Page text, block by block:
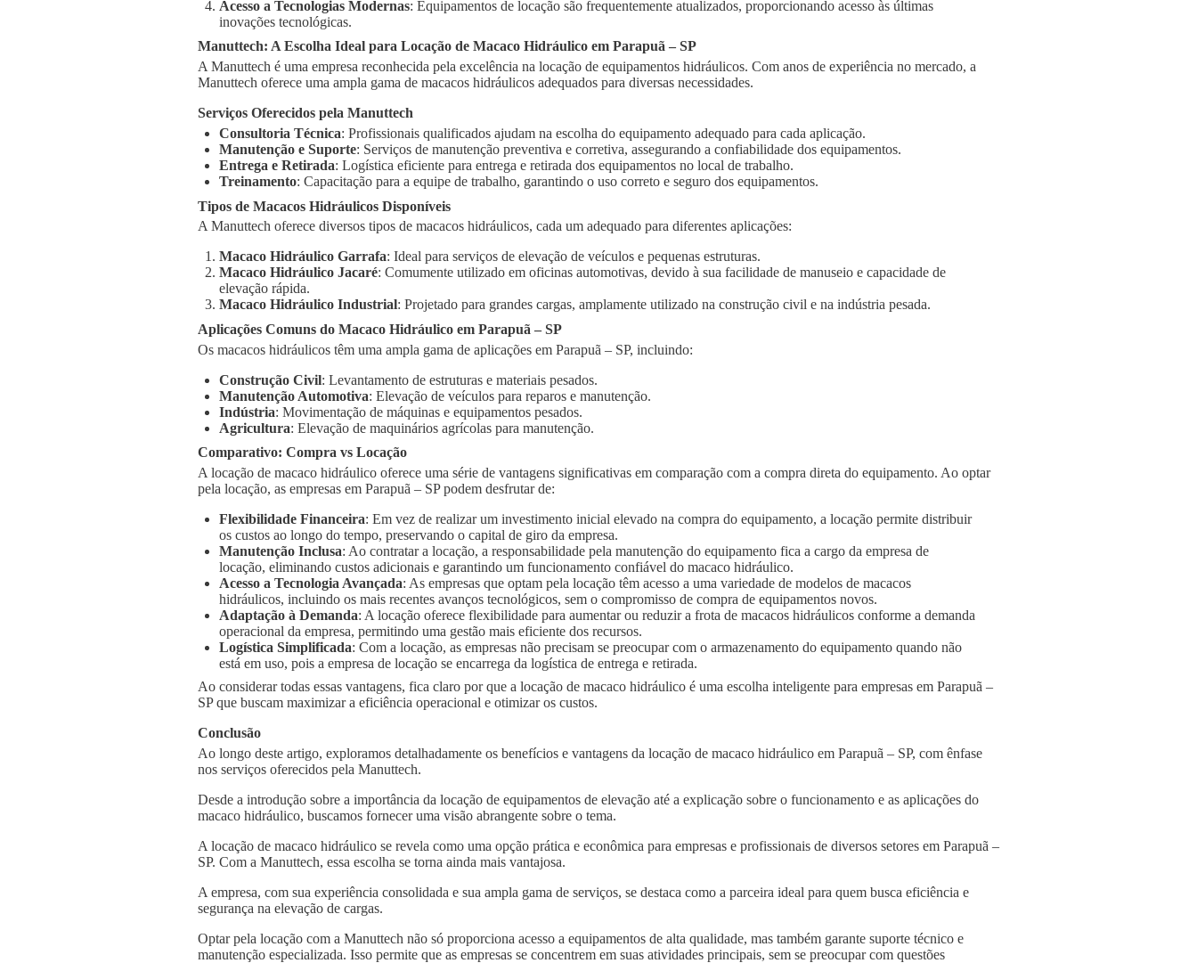
Acesso a Tecnologias Modernas: Equipamentos de locação são frequentemente atualizados, proporcionando acesso às últimas
inovações tecnológicas.
Manuttech: A Escolha Ideal para Locação de Macaco Hidráulico em Parapuã – SP
A Manuttech é uma empresa reconhecida pela excelência na locação de equipamentos hidráulicos. Com anos de experiência no mercado, a
Manuttech oferece uma ampla gama de macacos hidráulicos adequados para diversas necessidades.
Serviços Oferecidos pela Manuttech
Consultoria Técnica: Profissionais qualificados ajudam na escolha do equipamento adequado para cada aplicação.
Manutenção e Suporte: Serviços de manutenção preventiva e corretiva, assegurando a confiabilidade dos equipamentos.
Entrega e Retirada: Logística eficiente para entrega e retirada dos equipamentos no local de trabalho.
Treinamento: Capacitação para a equipe de trabalho, garantindo o uso correto e seguro dos equipamentos.
Tipos de Macacos Hidráulicos Disponíveis
A Manuttech oferece diversos tipos de macacos hidráulicos, cada um adequado para diferentes aplicações:
Macaco Hidráulico Garrafa: Ideal para serviços de elevação de veículos e pequenas estruturas.
Macaco Hidráulico Jacaré: Comumente utilizado em oficinas automotivas, devido à sua facilidade de manuseio e capacidade de
elevação rápida.
Macaco Hidráulico Industrial: Projetado para grandes cargas, amplamente utilizado na construção civil e na indústria pesada.
Aplicações Comuns do Macaco Hidráulico em Parapuã – SP
Os macacos hidráulicos têm uma ampla gama de aplicações em Parapuã – SP, incluindo:
Construção Civil: Levantamento de estruturas e materiais pesados.
Manutenção Automotiva: Elevação de veículos para reparos e manutenção.
Indústria: Movimentação de máquinas e equipamentos pesados.
Agricultura: Elevação de maquinários agrícolas para manutenção.
Comparativo: Compra vs Locação
A locação de macaco hidráulico oferece uma série de vantagens significativas em comparação com a compra direta do equipamento. Ao optar
pela locação, as empresas em Parapuã – SP podem desfrutar de:
Flexibilidade Financeira: Em vez de realizar um investimento inicial elevado na compra do equipamento, a locação permite distribuir
os custos ao longo do tempo, preservando o capital de giro da empresa.
Manutenção Inclusa: Ao contratar a locação, a responsabilidade pela manutenção do equipamento fica a cargo da empresa de
locação, eliminando custos adicionais e garantindo um funcionamento confiável do macaco hidráulico.
Acesso a Tecnologia Avançada: As empresas que optam pela locação têm acesso a uma variedade de modelos de macacos
hidráulicos, incluindo os mais recentes avanços tecnológicos, sem o compromisso de compra de equipamentos novos.
Adaptação à Demanda: A locação oferece flexibilidade para aumentar ou reduzir a frota de macacos hidráulicos conforme a demanda
operacional da empresa, permitindo uma gestão mais eficiente dos recursos.
Logística Simplificada: Com a locação, as empresas não precisam se preocupar com o armazenamento do equipamento quando não
está em uso, pois a empresa de locação se encarrega da logística de entrega e retirada.
Ao considerar todas essas vantagens, fica claro por que a locação de macaco hidráulico é uma escolha inteligente para empresas em Parapuã –
SP que buscam maximizar a eficiência operacional e otimizar os custos.
Conclusão
Ao longo deste artigo, exploramos detalhadamente os benefícios e vantagens da locação de macaco hidráulico em Parapuã – SP, com ênfase
nos serviços oferecidos pela Manuttech.
Desde a introdução sobre a importância da locação de equipamentos de elevação até a explicação sobre o funcionamento e as aplicações do
macaco hidráulico, buscamos fornecer uma visão abrangente sobre o tema.
A locação de macaco hidráulico se revela como uma opção prática e econômica para empresas e profissionais de diversos setores em Parapuã –
SP. Com a Manuttech, essa escolha se torna ainda mais vantajosa.
A empresa, com sua experiência consolidada e sua ampla gama de serviços, se destaca como a parceira ideal para quem busca eficiência e
segurança na elevação de cargas.
Optar pela locação com a Manuttech não só proporciona acesso a equipamentos de alta qualidade, mas também garante suporte técnico e
manutenção especializada. Isso permite que as empresas se concentrem em suas atividades principais, sem se preocupar com questões